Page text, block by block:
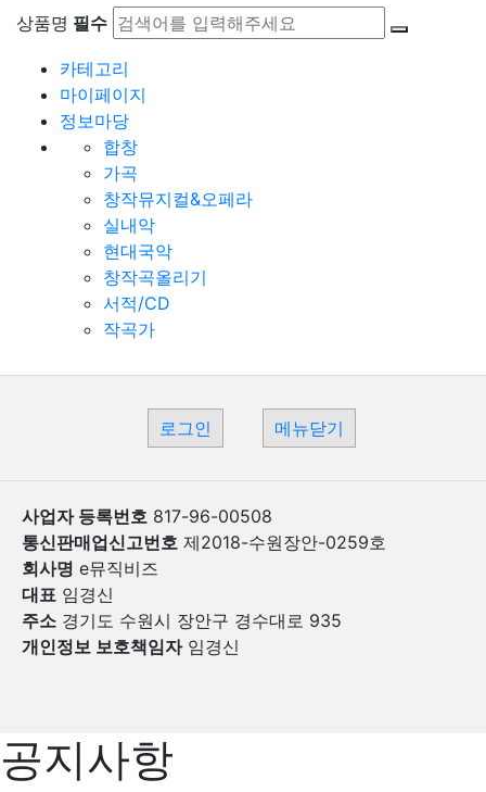
상품명 필수
카테고리
마이페이지
정보마당
합창
가곡
창작뮤지컬&오페라
실내악
현대국악
창작곡올리기
서적/CD
작곡가
로그인 메뉴닫기
사업자 등록번호 817-96-00508
통신판매업신고번호 제2018-수원장안-0259호
회사명 e뮤직비즈
대표 임경신
주소 경기도 수원시 장안구 경수대로 935
개인정보 보호책임자임경신
공지사항